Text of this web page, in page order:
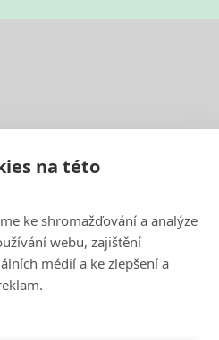
na této
ke shromažďování a analýze
webu, zajištění
médií a ke zlepšení a
NetGate.cz
© 2026